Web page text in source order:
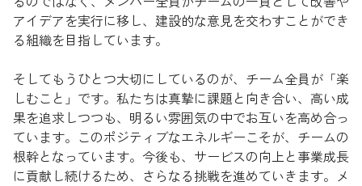
アイデアを実行に移し、建設的な意見を交わすことができ
る組織を目指しています。
そしてもうひとつ大切にしているのが、チーム全員が「楽
しむこと」です。私たちは真摯に課題と向き合い、高い成
果を追求しつつも、明るい雰囲気の中でお互いを高め合っ
ています。このポジティブなエネルギーこそが、チームの
根幹となっています。今後も、サービスの向上と事業成長
に貢献し続けるため、さらなる挑戦を進めていきます。メ